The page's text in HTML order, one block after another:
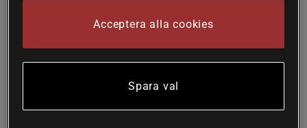
Den är fri från färg-, arom- och konserveringsämnen samt
Läs mer
Information Recensioner(3) Näring & Ingredienser
Acceptera alla cookies
Spara val